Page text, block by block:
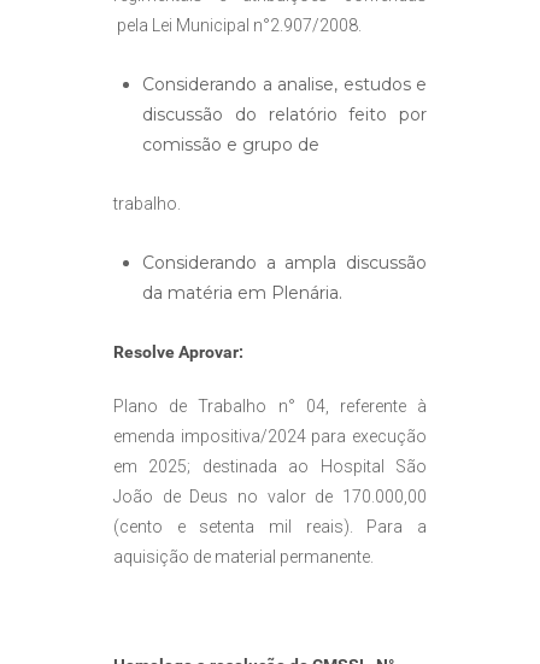
pela Lei Municipal n°2.907/2008.
Considerando a analise, estudos e
discussão do relatório feito por
comissão e grupo de
trabalho.
Considerando a ampla discussão
da matéria em Plenária.
Resolve Aprovar:
Plano de Trabalho n° 04, referente à
emenda impositiva/2024 para execução
em 2025; destinada ao Hospital São
João de Deus no valor de 170.000,00
(cento e setenta mil reais). Para a
aquisição de material permanente.